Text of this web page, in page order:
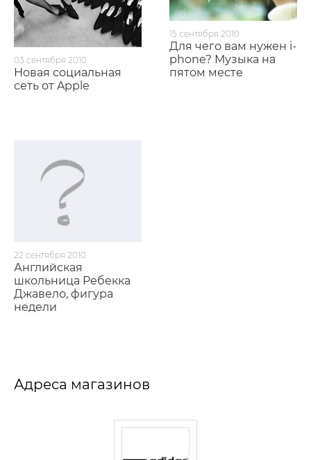
03 сентября 2010
Новая социальная
сеть от Apple
15 сентября 2010
Для чего вам нужен i-
phone? Музыка на
пятом месте
22 сентября 2010
Английская
школьница Ребекка
Джавело, фигура
недели
Адреса магазинов